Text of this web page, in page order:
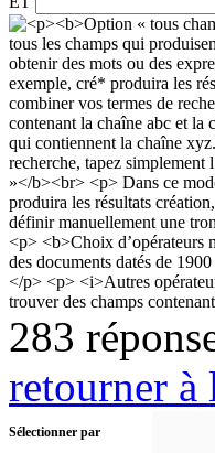
283
retourner à
Sélectionner par